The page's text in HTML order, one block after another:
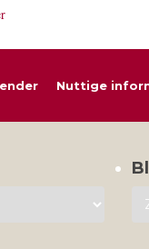
Nuttige